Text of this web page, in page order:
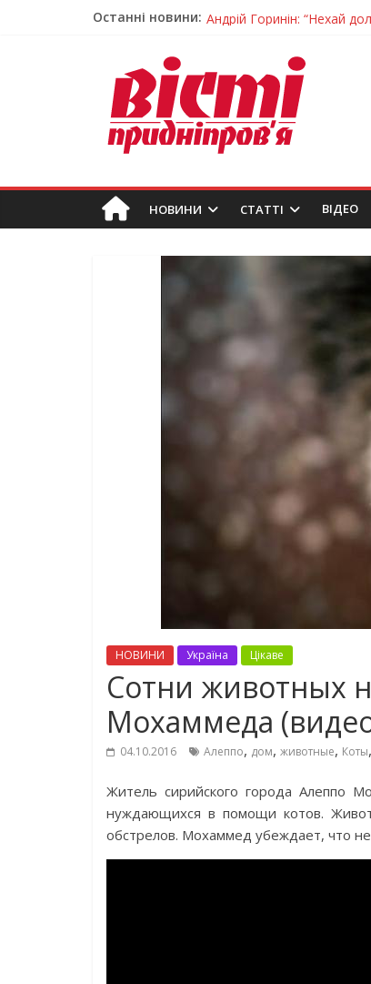
Останні новини: Андрій Горинін: “Нехай
Педагогиню з Дніпра
Дніпро стане головним
Ветерани
НОВИНИ СТАТТІ ВIДЕО
НОВИНИ Україна Цікаве
Сотни животных
Мохаммеда
04.10.2016 Алеппо, дом, животные, Коты,
Житель сирийского города Алеппо
нуждающихся в помощи котов.
обстрелов. Мохаммед убеждает, что